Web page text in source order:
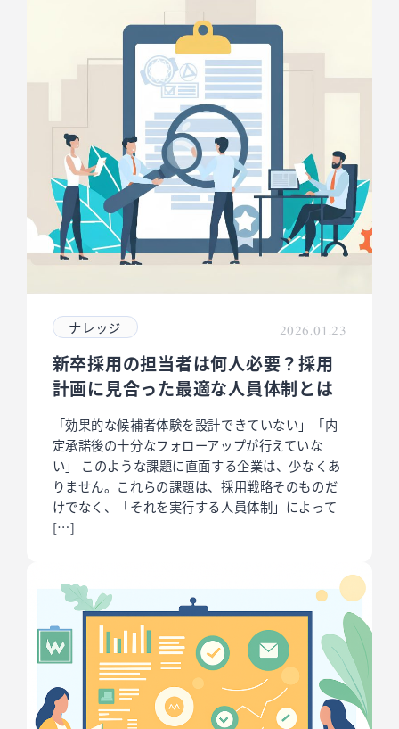
ナレッジ 2026.01.23
新卒採用の担当者は何人必要？採用
計画に見合った最適な人員体制とは
「効果的な候補者体験を設計できていない」「内
定承諾後の十分なフォローアップが行えていな
い」 このような課題に直面する企業は、少なくあ
りません。これらの課題は、採用戦略そのものだ
けでなく、「それを実行する人員体制」によって
[…]